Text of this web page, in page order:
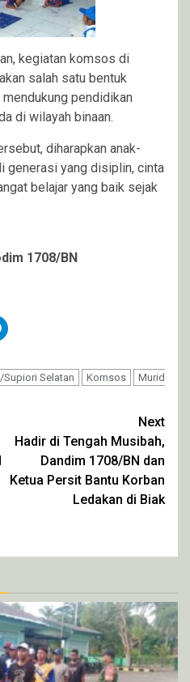
kegiatan komsos di
salah satu bentuk
pendidikan
di wilayah binaan.
diharapkan anak-
generasi yang disiplin, cinta
belajar yang baik sejak
1708/BN
Klik
untuk
Telegram(Membuka
di
jendela
Supiori Selatan Komsos
Murid
Next
Hadir di Tengah Musibah,
Dandim 1708/BN dan
Ketua Persit Bantu Korban
Ledakan di Biak